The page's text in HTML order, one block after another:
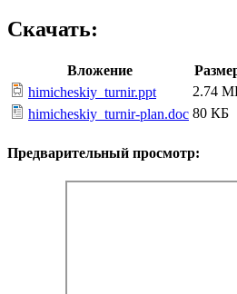
Скачать:
Вложение
himicheskiy_turnir.ppt
2.74
himicheskiy_turnir-plan.doc 80 КБ
Предварительный просмотр: